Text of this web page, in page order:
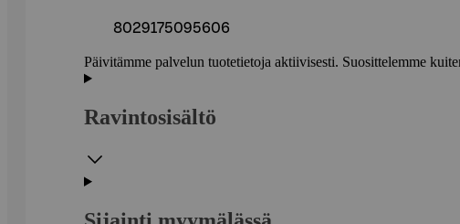
8029175095606
Päivitämme palvelun tuotetietoja aktiivisesti. Suosittelemme
Ravintosisältö